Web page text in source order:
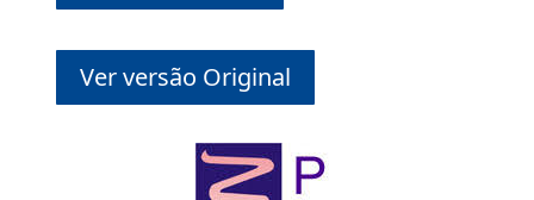
Ver versão Original